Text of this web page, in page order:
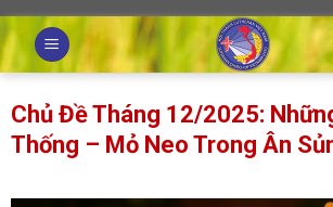
Skip
to
content
Chủ Đề Tháng 12/2025:
Thống – Mỏ Neo Trong Ân